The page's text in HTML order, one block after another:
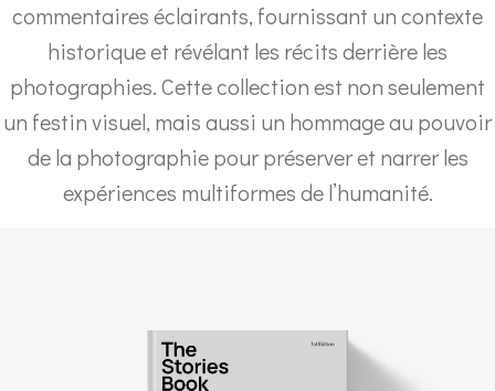
commentaires éclairants, fournissant un contexte
historique et révélant les récits derrière les
photographies. Cette collection est non seulement
un festin visuel, mais aussi un hommage au pouvoir
de la photographie pour préserver et narrer les
expériences multiformes de l’humanité.